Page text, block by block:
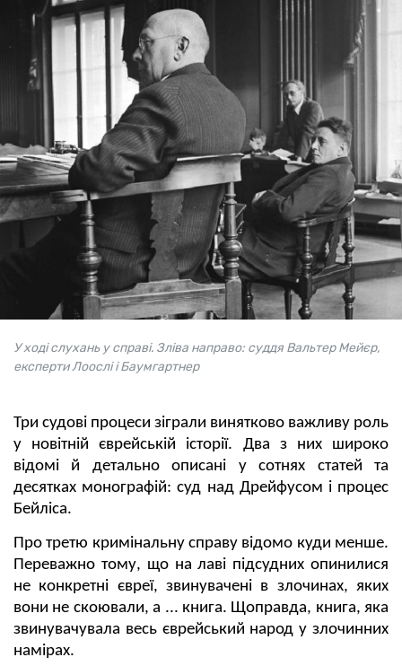
У ході слухань у справі. Зліва направо: суддя Вальтер Мейєр,
експерти Лоослі і Баумгартнер
Три судові процеси зіграли винятково важливу роль
у новітній єврейській історії. Два з них широко
відомі й детально описані у сотнях статей та
десятках монографій: суд над Дрейфусом і процес
Бейліса.
Про третю кримінальну справу відомо куди менше.
Переважно тому, що на лаві підсудних опинилися
не конкретні євреї, звинувачені в злочинах, яких
вони не скоювали, а ... книга. Щоправда, книга, яка
звинувачувала весь єврейський народ у злочинних
намірах.